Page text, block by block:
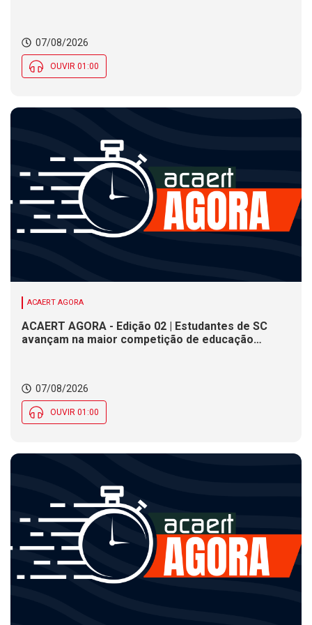
07/08/2026
OUVIR 01:00
ACAERT AGORA
ACAERT AGORA - Edição 02 | Estudantes de SC
avançam na maior competição de educação
Social nesta sexta (7)
07/08/2026
OUVIR 01:00